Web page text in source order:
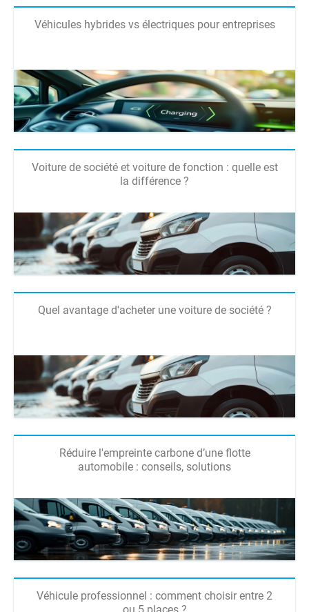
Véhicules hybrides vs électriques pour entreprises
Voiture de société et voiture de fonction : quelle est
la différence ?
Quel avantage d'acheter une voiture de société ?
Réduire l'empreinte carbone d’une flotte
automobile : conseils, solutions
Véhicule professionnel : comment choisir entre 2